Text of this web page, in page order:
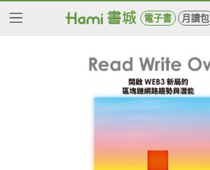
電子書 月讀包